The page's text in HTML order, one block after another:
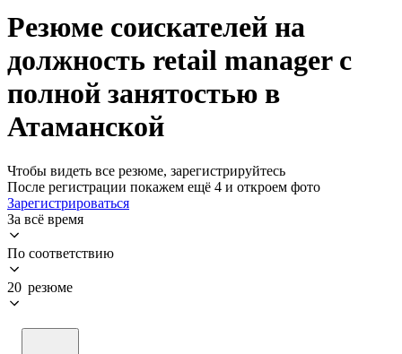
Резюме соискателей на
должность retail manager с
полной занятостью в
Атаманской
Чтобы видеть все резюме, зарегистрируйтесь
После регистрации покажем ещё 4 и откроем фото
Зарегистрироваться
За всё время
По соответствию
20 резюме